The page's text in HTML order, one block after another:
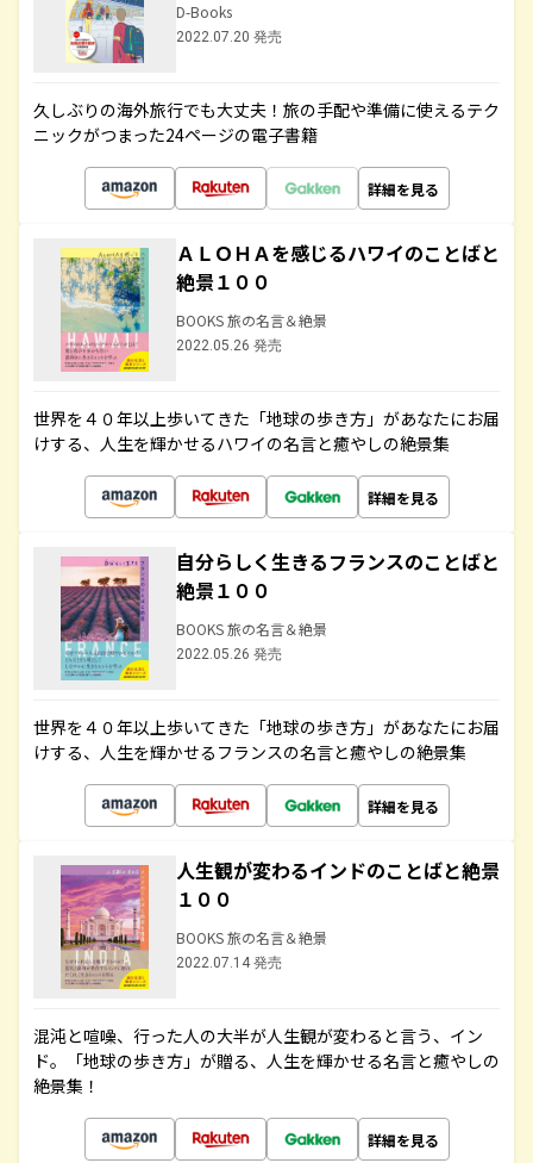
D-Books
2022.07.20 発売
久しぶりの海外旅行でも大丈夫！旅の手配や準備に使えるテク
ニックがつまった24ページの電子書籍
詳細を見る
ＡＬＯＨＡを感じるハワイのことばと
絶景１００
BOOKS 旅の名言＆絶景
2022.05.26 発売
世界を４０年以上歩いてきた「地球の歩き方」があなたにお届
けする、人生を輝かせるハワイの名言と癒やしの絶景集
詳細を見る
自分らしく生きるフランスのことばと
絶景１００
BOOKS 旅の名言＆絶景
2022.05.26 発売
世界を４０年以上歩いてきた「地球の歩き方」があなたにお届
けする、人生を輝かせるフランスの名言と癒やしの絶景集
詳細を見る
人生観が変わるインドのことばと絶景
１００
BOOKS 旅の名言＆絶景
2022.07.14 発売
混沌と喧噪、行った人の大半が人生観が変わると言う、イン
ド。「地球の歩き方」が贈る、人生を輝かせる名言と癒やしの
絶景集！
詳細を見る